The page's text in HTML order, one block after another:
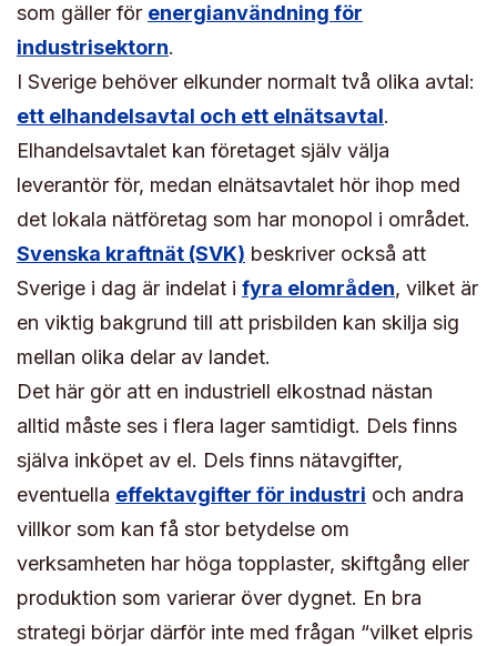
som gäller för energianvändning för
industrisektorn.
I Sverige behöver elkunder normalt två olika avtal:
ett elhandelsavtal och ett elnätsavtal.
Elhandelsavtalet kan företaget själv välja
leverantör för, medan elnätsavtalet hör ihop med
det lokala nätföretag som har monopol i området.
Svenska kraftnät (SVK) beskriver också att
Sverige i dag är indelat i fyra elområden, vilket är
en viktig bakgrund till att prisbilden kan skilja sig
mellan olika delar av landet.
Det här gör att en industriell elkostnad nästan
alltid måste ses i flera lager samtidigt. Dels finns
själva inköpet av el. Dels finns nätavgifter,
eventuella effektavgifter för industri och andra
villkor som kan få stor betydelse om
verksamheten har höga topplaster, skiftgång eller
produktion som varierar över dygnet. En bra
strategi börjar därför inte med frågan “vilket elpris